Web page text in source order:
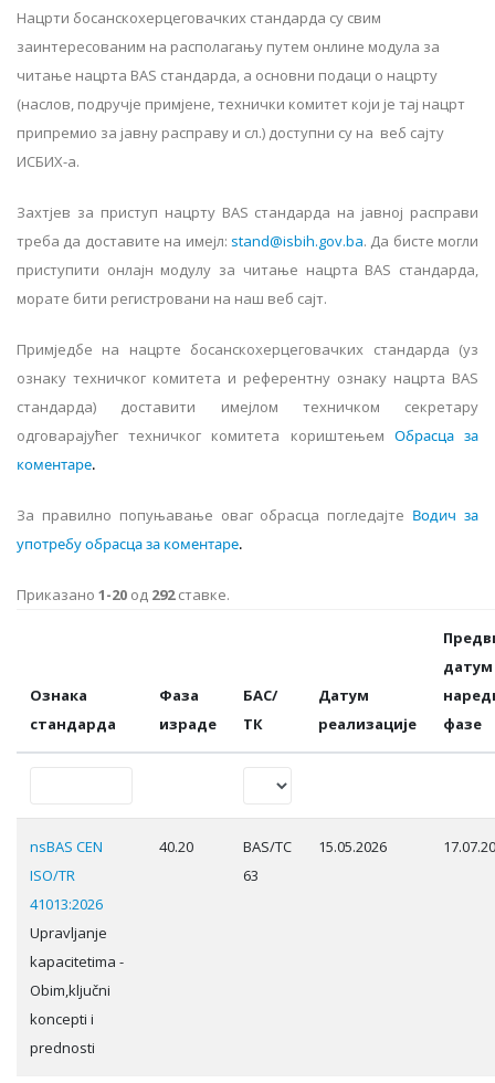
Нацрти босанскохерцеговачких стандарда су свим
заинтересованим на располагању путем онлине модула за
читање нацрта BAS стандарда, а основни подаци о нацрту
(наслов, подручје примјене, технички комитет који је тај нацрт
припремио за јавну расправу и сл.) доступни су на веб сајту
ИСБИХ-а.
Захтјев за приступ нацрту BAS стандарда на јавној расправи
треба да доставите на имејл: stand@isbih.gov.ba. Да бисте могли
приступити онлајн модулу за читање нацрта BAS стандарда,
морате бити регистровани на наш веб сајт.
Примједбе на нацрте босанскохерцеговачких стандарда (уз
ознаку техничког комитета и референтну ознаку нацрта BAS
стандарда) доставити имејлом техничком секретару
одговарајућег техничког комитета кориштењем Обрасца за
коментаре.
За правилно попуњавање оваг обрасца погледајте Водич за
употребу обрасца за коментаре.
Приказано 1-20 од 292ставке.
Ознака
стандарда
Фаза
израде
БАС/
ТК
Датум
реализације
датум
фазе
nsBAS CEN
ISO/TR
41013:2026
Upravljanje
kapacitetima -
Obim,ključni
koncepti i
prednosti
40.20
BAS/TC
63
15.05.2026